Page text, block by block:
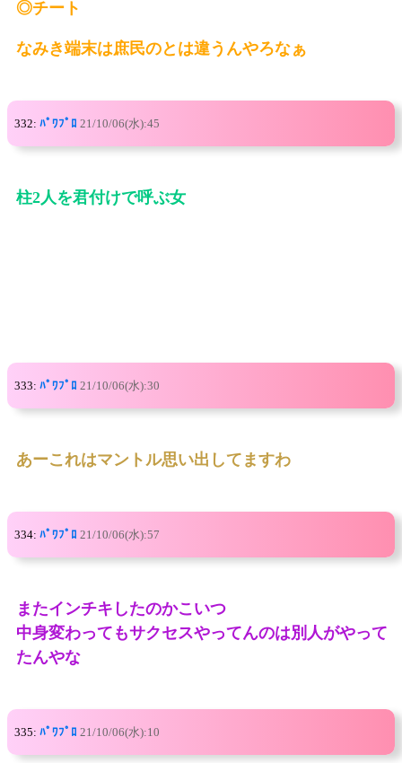
◎チート
なみき端末は庶民のとは違うんやろなぁ
332: ﾊﾟﾜﾌﾟﾛ 21/10/06(水):45
柱2人を君付けで呼ぶ女
333: ﾊﾟﾜﾌﾟﾛ 21/10/06(水):30
あーこれはマントル思い出してますわ
334: ﾊﾟﾜﾌﾟﾛ 21/10/06(水):57
またインチキしたのかこいつ
中身変わってもサクセスやってんのは別人がやって
たんやな
335: ﾊﾟﾜﾌﾟﾛ 21/10/06(水):10